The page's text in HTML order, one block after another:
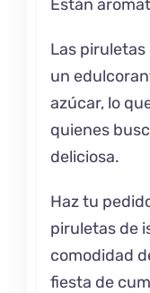
Están
Las
un
azúcar, lo
quienes
deliciosa.
Haz tu
piruletas de
comodidad
fiesta de